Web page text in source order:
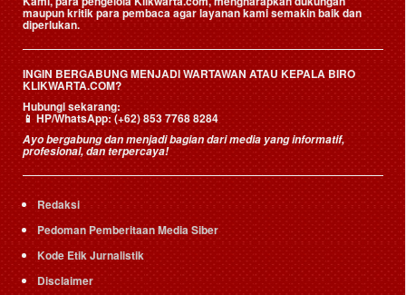
maupun kritik para pembaca agar layanan kami semakin baik dan
diperlukan.
INGIN BERGABUNG MENJADI WARTAWAN ATAU KEPALA BIRO
KLIKWARTA.COM?
Hubungi sekarang:
📱HP/WhatsApp:(+62) 853 7768 8284
Ayo bergabung dan menjadi bagian dari media yang informatif,
profesional, dan terpercaya!
Redaksi
Pedoman Pemberitaan Media Siber
Kode Etik Jurnalistik
Disclaimer